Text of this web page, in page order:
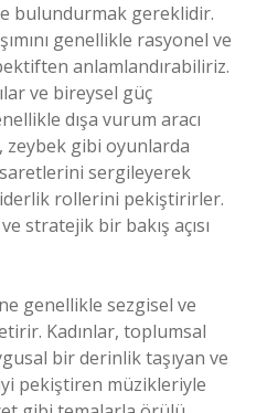
bulundurmak gereklidir.
genellikle rasyonel ve
anlamlandırabiliriz.
ve bireysel güç
dışa vurum aracı
zeybek gibi oyunlarda
sergileyerek
rollerini pekiştirirler.
stratejik bir bakış açısı
genellikle sezgisel ve
Kadınlar, toplumsal
bir derinlik taşıyan ve
pekiştiren müzikleriyle